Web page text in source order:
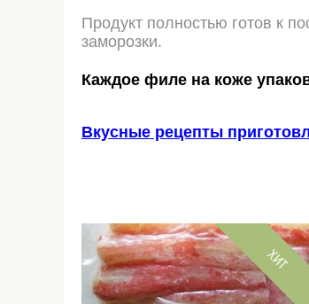
Продукт полностью готов к
заморозки.
Каждое филе на коже
Вкусные рецепты
ХИТ